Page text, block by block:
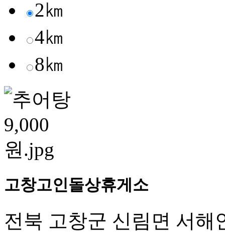
2㎞
4㎞
8㎞
고창고인돌상휴게소
전북 고창군 신림면 서해